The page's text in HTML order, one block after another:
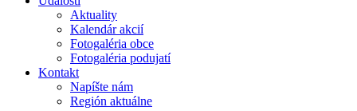
Aktuality
Kalendár akcií
Fotogaléria obce
Fotogaléria podujatí
Kontakt
Napíšte nám
Región aktuálne